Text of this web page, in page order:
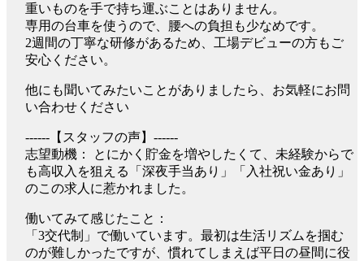
重いものを手で持ち運ぶことはありません。
専用の台車を使うので、腰への負担も少なめです。
2週間の丁寧な研修があるため、工場デビューの方もご
安心ください。
他にも聞いてみたいことがありましたら、お気軽にお問
い合わせください
------【スタッフの声】------
志望動機： とにかく貯金を増やしたくて、未経験からで
も高収入を狙える「深夜手当あり」「入社祝い金あり」
のこの求人に惹かれました。
働いてみて感じたこと：
「3交代制」で働いています。最初は生活リズムを掴む
のが難しかったですが、慣れてしまえば平日の昼間に役